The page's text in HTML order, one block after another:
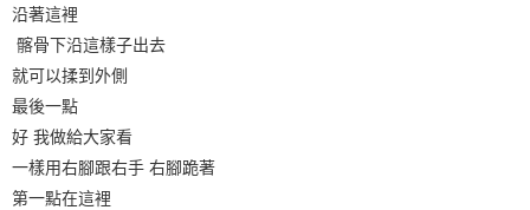
沿著這裡
髂骨下沿這樣子出去
就可以揉到外側
最後一點
好 我做給大家看
一樣用右腳跟右手 右腳跪著
第一點在這裡